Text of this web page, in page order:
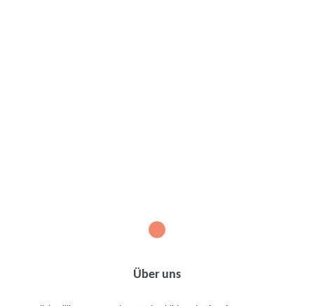
Über uns